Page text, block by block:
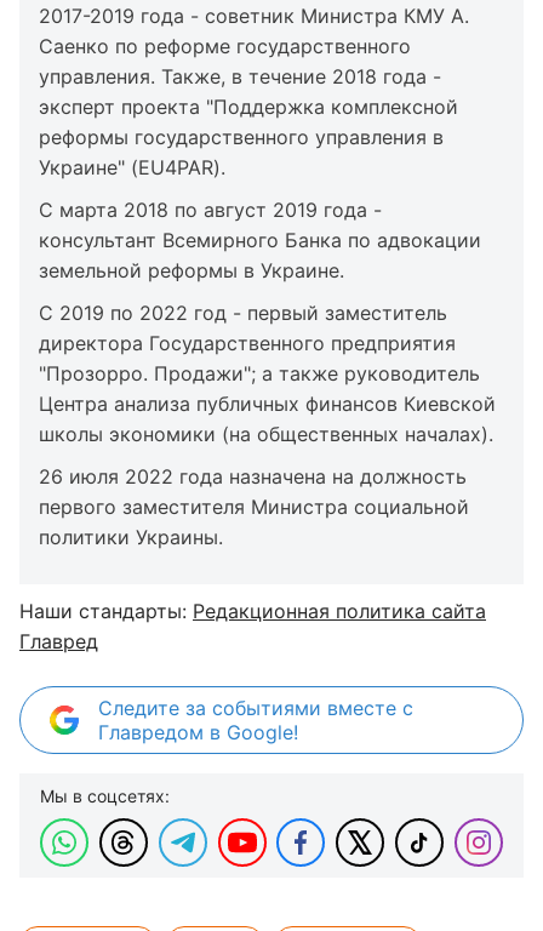
2017-2019 года - советник Министра КМУ А.
Саенко по реформе государственного
управления. Также, в течение 2018 года -
эксперт проекта "Поддержка комплексной
реформы государственного управления в
Украине" (EU4PAR).
С марта 2018 по август 2019 года -
консультант Всемирного Банка по адвокации
земельной реформы в Украине.
С 2019 по 2022 год - первый заместитель
директора Государственного предприятия
"Прозорро. Продажи"; а также руководитель
Центра анализа публичных финансов Киевской
школы экономики (на общественных началах).
26 июля 2022 года назначена на должность
первого заместителя Министра социальной
политики Украины.
Наши стандарты: Редакционная политика сайта
Главред
Следите за событиями вместе с
Главредом в Google!
Мы в соцсетях: